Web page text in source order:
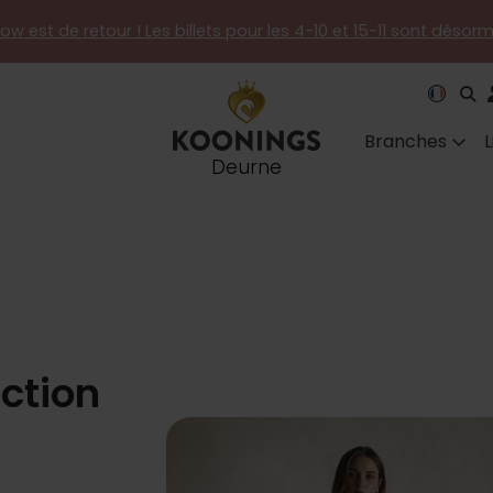
est de retour ! Les billets pour les 4-10 et 15-11 sont
Deurne
Branches